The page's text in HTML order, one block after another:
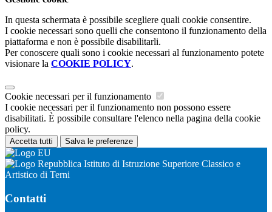
In questa schermata è possibile scegliere quali cookie consentire.
I cookie necessari sono quelli che consentono il funzionamento della
piattaforma e non è possibile disabilitarli.
Per conoscere quali sono i cookie necessari al funzionamento potete
visionare la COOKIE POLICY.
Cookie necessari per il funzionamento
I cookie necessari per il funzionamento non possono essere
disabilitati. È possibile consultare l'elenco nella pagina della cookie
policy.
Accetta tutti Salva le preferenze
Istituto di Istruzione Superiore Classico e
Artistico di Terni
Contatti